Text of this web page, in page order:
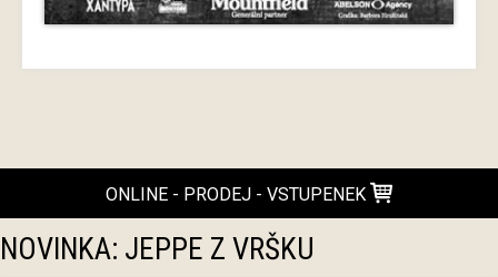
ONLINE - PRODEJ - VSTUPENEK
NOVINKA: JEPPE Z VRŠKU